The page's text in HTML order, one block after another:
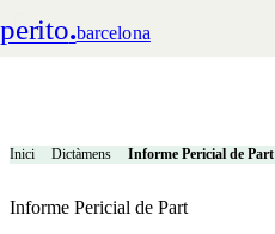
perito.barcelona
Inici Dictàmens Informe Pericial de Part
Informe Pericial de Part